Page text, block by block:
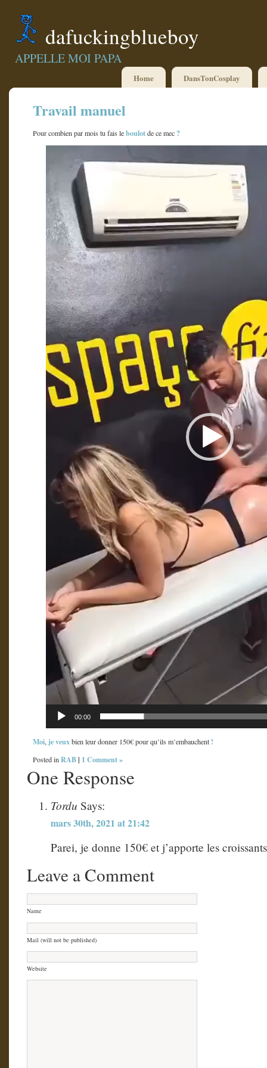
dafuckingblueboy
APPELLE MOI PAPA
Home DansTonCosplay
Travail manuel
Pour combien par mois tu fais leboulotde ce mec?
00:00
Moi, je veuxbien leur donner 150€ pour qu’ils m’embauchent !
Posted inRAB| 1 Comment »
One Response
Tordu Says:
mars 30th, 2021 at 21:42
Parei, je donne 150€ et j’apporte les croissants
Leave a Comment
Name
Mail (will not be published)
Website